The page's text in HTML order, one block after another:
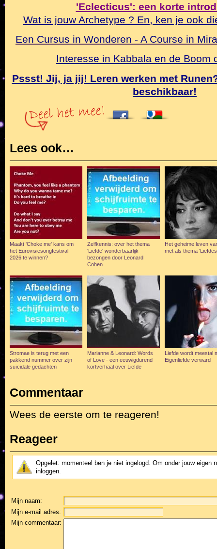
'Eclecticus': een korte
Wat is jouw Archetype ? En, ken je ook
Een Cursus in Wonderen - A Course in
Interesse in Kabbala en de Boom
Pssst! Jij, ja jij! Leren werken met
beschikbaar!
Lees ook…
Maakt 'Choke me' kans om
het Eurovisiesongfestival
2026 te winnen?
Zelfkennis: over het thema
'Liefde' wonderbaarlijk
bezongen door Leonard
Cohen
Het geheime leven
met als thema
Stromae is terug met een
pakkend nummer over zijn
suïcidale gedachten
Marianne & Leonard: Words
of Love - een eeuwigdurend
kortverhaal over Liefde
Liefde wordt meestal
Eigenliefde verward
Commentaar
Wees de eerste om te reageren!
Reageer
Opgelet: momenteel ben je niet ingelogd. Om onder jouw eigen
inloggen.
Mijn naam:
Mijn e-mail adres:
Mijn commentaar: